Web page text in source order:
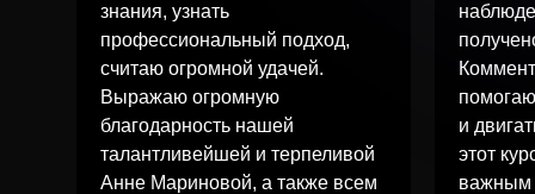
знания, узнать
профессиональный подход,
считаю огромной удачей.
Выражаю огромную
благодарность нашей
талантливейшей и терпеливой
Анне Мариновой, а также всем
и
этот
важным